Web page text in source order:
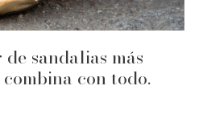
sandalias más
con todo.